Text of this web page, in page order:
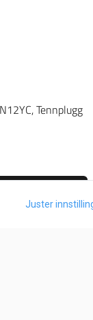
CHAMPION N12YC, Tennplugg
Juster